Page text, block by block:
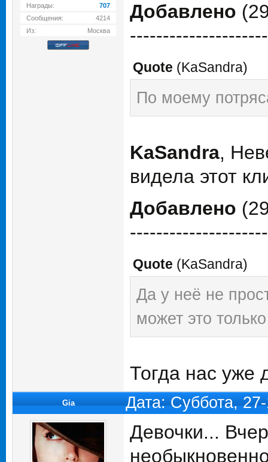
Награды:
707
Сообщения:
4214
Из:
Москва
Добавлено
Quote (KaSandra)
По моему
KaSandra,
видела этот
Добавлено
Quote (KaSandra)
Да у неё не
может это
Тогда нас уже
Gia Дата: Суббота,
Девочки...